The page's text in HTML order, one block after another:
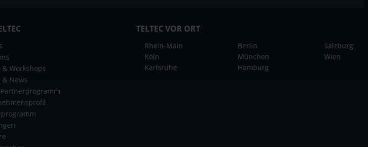
& Workshops
& News
TELTEC VOR ORT
Rhein-Main
Köln
Karlsruhe
Berlin
München
Hamburg
Salzburg
Wien